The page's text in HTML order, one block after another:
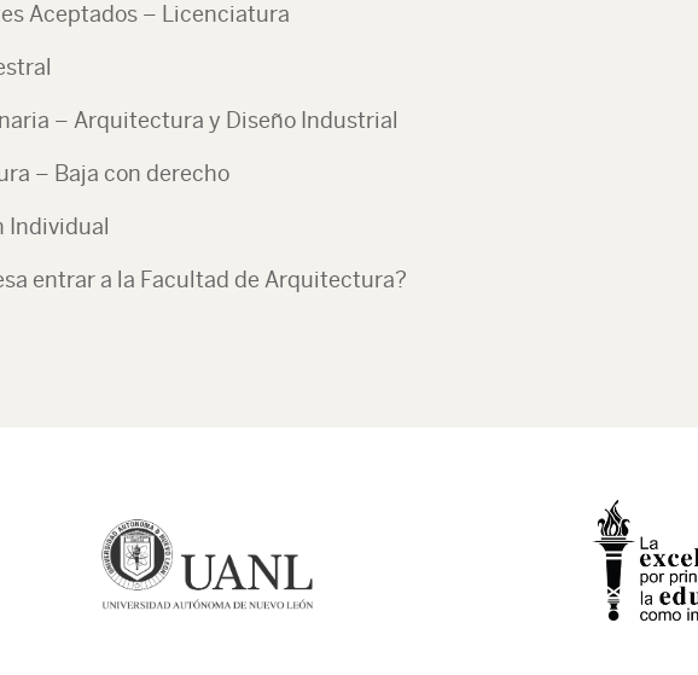
Aceptados – Licenciatura
– Arquitectura y Diseño Industrial
– Baja con derecho
entrar a la Facultad de Arquitectura?